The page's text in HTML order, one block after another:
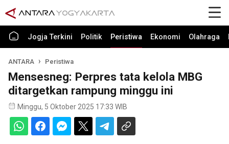
Jogja Terkini Politik Peristiwa Ekonomi Olahraga
ANTARA Peristiwa
Mensesneg: Perpres tata kelola MBG
ditargetkan rampung minggu ini
Minggu, 5 Oktober 2025 17:33 WIB